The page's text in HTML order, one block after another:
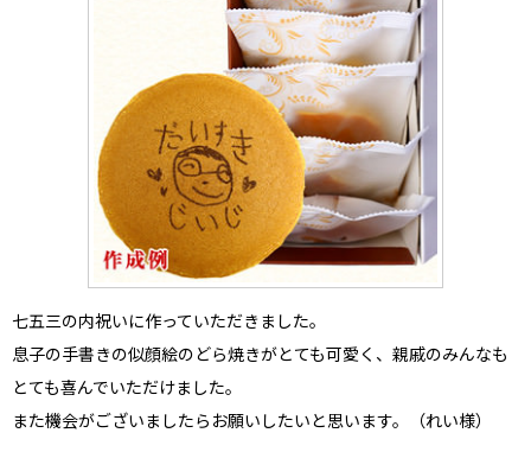
七五三の内祝い に作っていただきました。
息子の手書きの似顔絵のどら焼きがとても可愛く、親戚のみんなも
とても喜んでいただけました。
また機会がございましたらお願いしたいと思います。（れい様）